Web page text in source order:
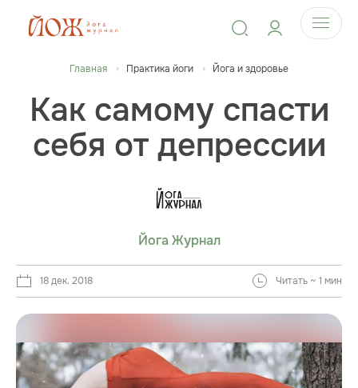
Главная Практика йоги Йога и здоровье
Как самому спасти
себя от депрессии
Йога Журнал
18 дек. 2018 Читать ~ 1 мин